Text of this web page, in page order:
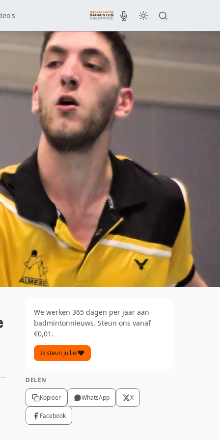
We werken 365 dagen per jaar aan
badmintonnieuws. Steun ons vanaf
€0,01.
Ik steun jullie!
DELEN
Kopieer WhatsApp X
Facebook